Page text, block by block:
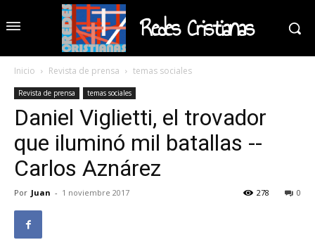
Redes Cristianas
Inicio Revista de prensa temas sociales
Revista de prensa temas sociales
Daniel Viglietti, el trovador
que iluminó mil batallas --
Carlos Aznárez
Por Juan - 1 noviembre 2017 0
278